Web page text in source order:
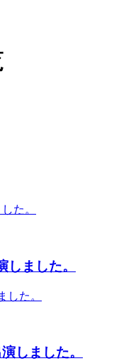
ました。
しました。